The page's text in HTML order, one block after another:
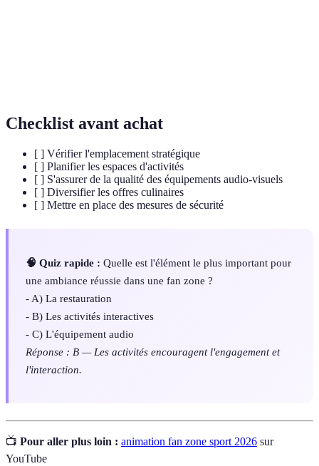
Checklist avant achat
[ ] Vérifier l'emplacement stratégique
[ ] Planifier les espaces d'activités
[ ] S'assurer de la qualité des équipements audio-visuels
[ ] Diversifier les offres culinaires
[ ] Mettre en place des mesures de sécurité
🧠 Quiz rapide : Quelle est l'élément le plus important pour
une ambiance réussie dans une fan zone ?
- A) La restauration
- B) Les activités interactives
- C) L'équipement audio
Réponse : B — Les activités encouragent l'engagement et
l'interaction.
📺 Pour aller plus loin : animation fan zone sport 2026 sur
YouTube